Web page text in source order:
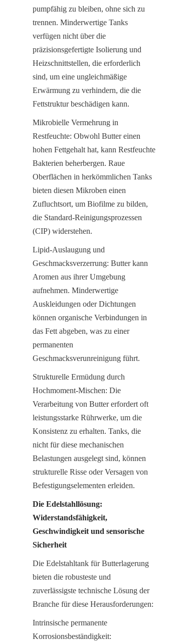
pumpfähig zu bleiben, ohne sich zu
trennen. Minderwertige Tanks
verfügen nicht über die
präzisionsgefertigte Isolierung und
Heizschnittstellen, die erforderlich
sind, um eine ungleichmäßige
Erwärmung zu verhindern, die die
Fettstruktur beschädigen kann.
Mikrobielle Vermehrung in
Restfeuchte: Obwohl Butter einen
hohen Fettgehalt hat, kann Restfeuchte
Bakterien beherbergen. Raue
Oberflächen in herkömmlichen Tanks
bieten diesen Mikroben einen
Zufluchtsort, um Biofilme zu bilden,
die Standard-Reinigungsprozessen
(CIP) widerstehen.
Lipid-Auslaugung und
Geschmacksverzerrung: Butter kann
Aromen aus ihrer Umgebung
aufnehmen. Minderwertige
Auskleidungen oder Dichtungen
können organische Verbindungen in
das Fett abgeben, was zu einer
permanenten
Geschmacksverunreinigung führt.
Strukturelle Ermüdung durch
Hochmoment-Mischen: Die
Verarbeitung von Butter erfordert oft
leistungsstarke Rührwerke, um die
Konsistenz zu erhalten. Tanks, die
nicht für diese mechanischen
Belastungen ausgelegt sind, können
strukturelle Risse oder Versagen von
Befestigungselementen erleiden.
Die Edelstahllösung:
Widerstandsfähigkeit,
Geschwindigkeit und sensorische
Sicherheit
Die Edelstahltank für Butterlagerung
bieten die robusteste und
zuverlässigste technische Lösung der
Branche für diese Herausforderungen:
Intrinsische permanente
Korrosionsbeständigkeit: